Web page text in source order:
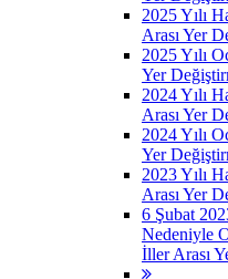
2025 Yılı
Arası Yer
2025 Yılı
Yer
2024 Yılı
Arası Yer
2024 Yılı
Yer
2023 Yılı
Arası Yer
6 Şubat
Nedeniyle
İller Arası